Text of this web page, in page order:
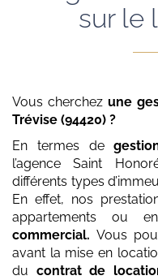
sur le
Vous cherchez une
Trévise (94420) ?
En termes de
l’agence Saint
différents types
En effet, nos
appartements ou
commercial. Vous
avant la mise en
du contrat de